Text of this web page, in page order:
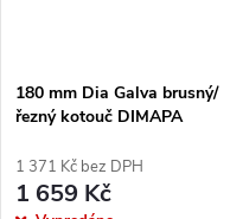
180 mm Dia Galva brusný/
řezný kotouč DIMAPA
1 371 Kč bez DPH
1 659 Kč